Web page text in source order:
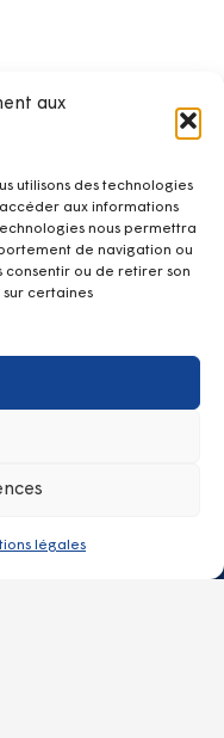
aux
utilisons des technologies
aux informations
nous permettra
de navigation ou
consentir ou de retirer son
certaines
légales
Sociale et